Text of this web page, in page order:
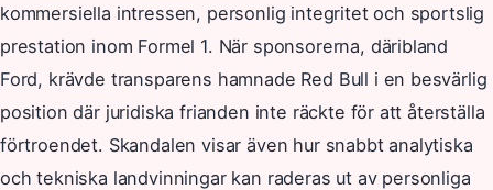
kommersiella intressen, personlig integritet och sportslig
prestation inom Formel 1. När sponsorerna, däribland
Ford, krävde transparens hamnade Red Bull i en besvärlig
position där juridiska frianden inte räckte för att återställa
förtroendet. Skandalen visar även hur snabbt analytiska
och tekniska landvinningar kan raderas ut av personliga